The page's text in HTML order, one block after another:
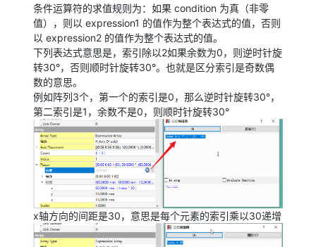
条件运算符的求值规则为：如果 condition 为真（非零
值），则以 expression1 的值作为整个表达式的值，否则
以 expression2 的值作为整个表达式的值。
下列表达式意思是，索引除以2如果余数为0，则逆时针旋
转30°，否则顺时针旋转30°。也就是区分索引是奇数偶
数的意思。
例如阵列3个，第一个的索引是0，那么逆时针旋转30°，
第二索引是1，余数不是0，则顺时针旋转30°
x轴方向的间距是30，意思是每个元素的索引乘以30递增